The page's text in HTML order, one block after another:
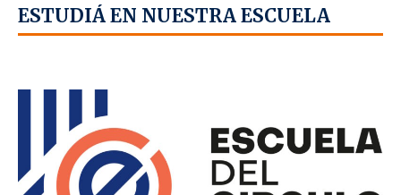
ESTUDIÁ EN NUESTRA ESCUELA